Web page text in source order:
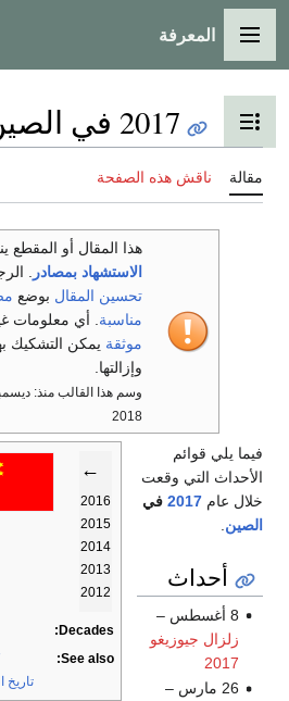
القائمة الرئيسية
المعرفة
تبديل عرض جدول المحتويات
2017 في الصين
مقالة ناقش هذه الصفحة
هذا المقال أو المقطع
الاستشهاد بمصادر
.
تحسين المقال بوضع
مناسبة . أي معلومات
موثقة يمكن التشكيك
وإزالتها.
وسم هذا القالب منذ:
2018
←
2016
2015
2014
2013
2012
Decades:
See also:
تاريخ
فيما يلي قوائم
الأحداث التي وقعت
خلال عام 2017 في
الصين
أحداث
8 أغسطس –
زلزال جيوزيغو
2017
26 مارس –